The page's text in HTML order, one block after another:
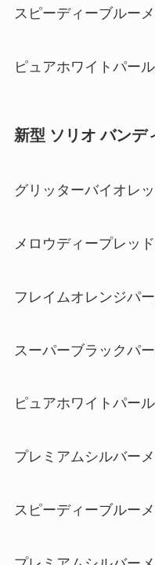
スピーディーブルー
ピュアホワイトパール
新型 ソリオ バンデ
グリッターバイオレ
メロウディープレッ
フレイムオレンジパ
スーパーブラックパ
ピュアホワイトパール
プレミアムシルバー
スピーディーブルー